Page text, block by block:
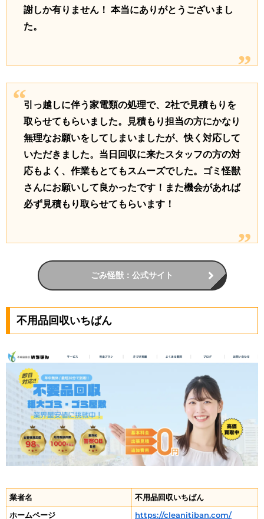
謝しか有りません！ 本当にありがとうございまし
た。
引っ越しに伴う家電類の処理で、2社で見積もりを
取らせてもらいました。見積もり担当の方にかなり
無理なお願いをしてしまいましたが、快く対応して
いただきました。当日回収に来たスタッフの方の対
応もよく、作業もとてもスムーズでした。ゴミ怪獣
さんにお願いして良かったです！また機会があれば
必ず見積もり取らせてもらいます！
ごみ怪獣：公式サイト
不用品回収いちばん
業者名
不用品回収いちばん
ホームページ
https://cleanitiban.com/